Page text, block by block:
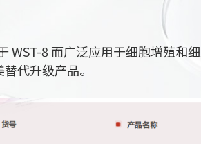
WST-8 而广泛应用于细胞增殖和
代升级产品。